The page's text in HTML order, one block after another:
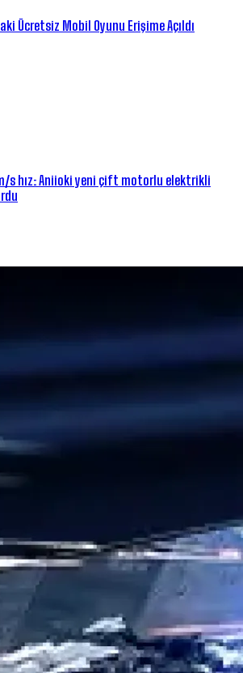
Ücretsiz Mobil Oyunu Erişime Açıldı
s hız: Aniioki yeni çift motorlu elektrikli